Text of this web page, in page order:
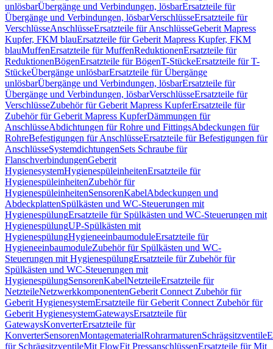
unlösbarÜbergänge und Verbindungen, lösbarErsatzteile für
Übergänge und Verbindungen, lösbarVerschlüsseErsatzteile für
VerschlüsseAnschlüsseErsatzteile für AnschlüsseGeberit Mapress
Kupfer, FKM blauErsatzteile für Geberit Mapress Kupfer, FKM
blauMuffenErsatzteile für MuffenReduktionenErsatzteile für
ReduktionenBögenErsatzteile für BögenT-StückeErsatzteile für T-
StückeÜbergänge unlösbarErsatzteile für Übergänge
unlösbarÜbergänge und Verbindungen, lösbarErsatzteile für
Übergänge und Verbindungen, lösbarVerschlüsseErsatzteile für
VerschlüsseZubehör für Geberit Mapress KupferErsatzteile für
Zubehör für Geberit Mapress KupferDämmungen für
AnschlüsseAbdichtungen für Rohre und FittingsAbdeckungen für
RohreBefestigungen für AnschlüsseErsatzteile für Befestigungen für
AnschlüsseSystemdichtungenSets Schraube für
FlanschverbindungenGeberit
HygienesystemHygienespüleinheitenErsatzteile für
HygienespüleinheitenZubehör für
HygienespüleinheitenSensorenKabelAbdeckungen und
AbdeckplattenSpülkästen und WC-Steuerungen mit
HygienespülungErsatzteile für Spülkästen und WC-Steuerungen mit
HygienespülungUP-Spülkästen mit
HygienespülungHygieneeinbaumoduleErsatzteile für
HygieneeinbaumoduleZubehör für Spülkästen und WC-
Steuerungen mit HygienespülungErsatzteile für Zubehör für
Spülkästen und WC-Steuerungen mit
HygienespülungSensorenKabelNetzteileErsatzteile für
NetzteileNetzwerkkomponentenGeberit Connect Zubehör für
Geberit HygienesystemErsatzteile für Geberit Connect Zubehör für
Geberit HygienesystemGatewaysErsatzteile für
GatewaysKonverterErsatzteile für
KonverterSensorenMontagematerialRohrarmaturenSchrägsitzventile
für SchrägsitzventileMit FlowFit PressanschlüssenErsatzteile für Mit